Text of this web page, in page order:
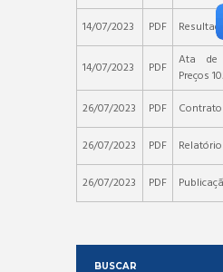
14/07/2023 PDF
14/07/2023 PDF
Ata de
Preços
26/07/2023
PDF Contrato
26/07/2023 PDF
26/07/2023 PDF
BUSCAR